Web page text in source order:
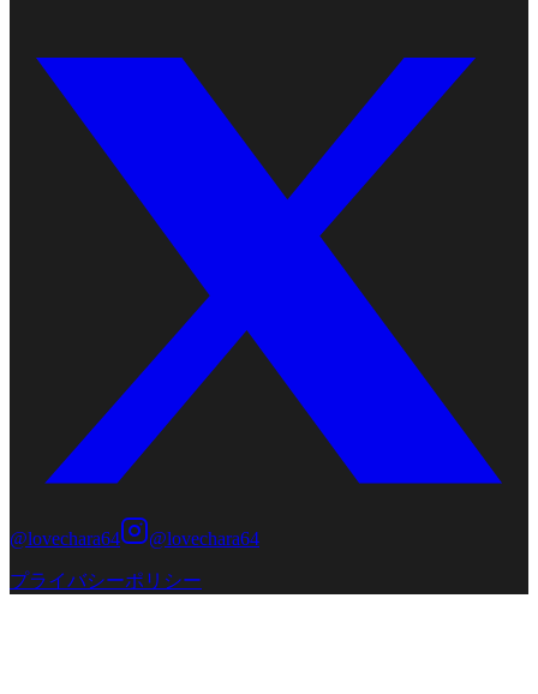
引き寄せられてきたところで、「君って
こういうところが好き」と具体的に言
う。それだけで相手は「勘違いじゃなか
った」と安心して恋に落ちます。
引き寄せて、近づいて、共感で熱を上げ
て、ドキドキで加速させる。そこに“安
心の一言”を足せたとき、モテ恋愛モン
スターのアプローチは、「一瞬の恋」で
はなく「忘れられない本気の恋」へと仕
上がります。
@lovechara64 @lovechara64
プライバシーポリシー